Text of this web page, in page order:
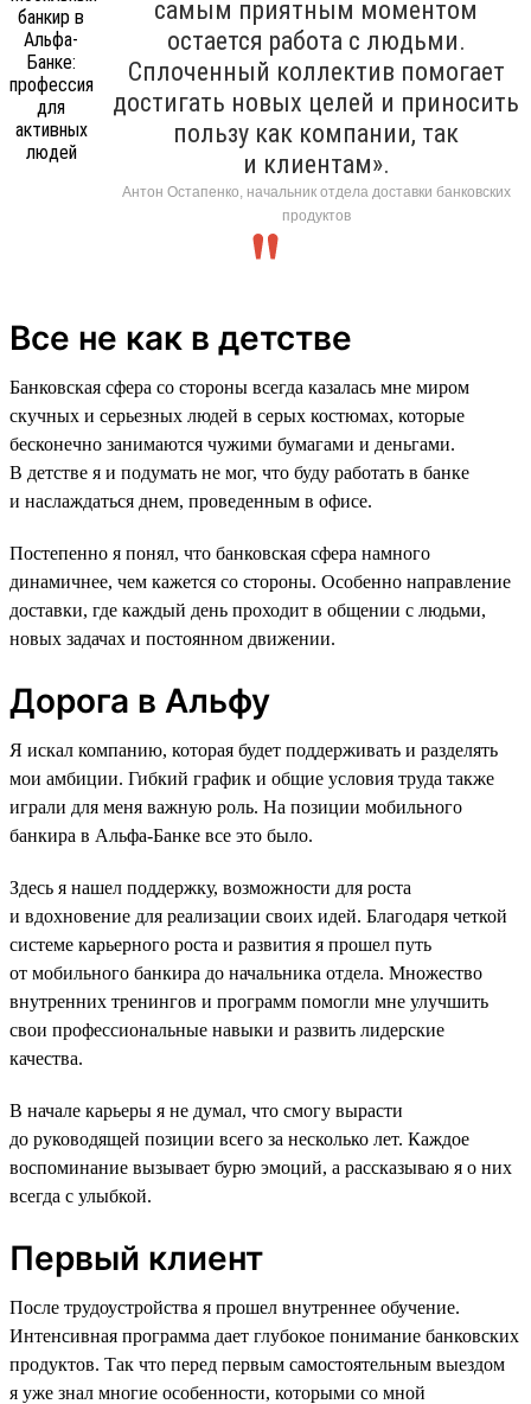
самым приятным моментом
остается работа с людьми.
Сплоченный коллектив помогает
достигать новых целей и приносить
пользу как компании, так
и клиентам».
Антон Остапенко, начальник отдела доставки банковских
продуктов
Все не как в детстве
Банковская сфера со стороны всегда казалась мне миром
скучных и серьезных людей в серых костюмах, которые
бесконечно занимаются чужими бумагами и деньгами.
В детстве я и подумать не мог, что буду работать в банке
и наслаждаться днем, проведенным в офисе.
Постепенно я понял, что банковская сфера намного
динамичнее, чем кажется со стороны. Особенно направление
доставки, где каждый день проходит в общении с людьми,
новых задачах и постоянном движении.
Дорога в Альфу
Я искал компанию, которая будет поддерживать и разделять
мои амбиции. Гибкий график и общие условия труда также
играли для меня важную роль. На позиции мобильного
банкира в Альфа-Банке все это было.
Здесь я нашел поддержку, возможности для роста
и вдохновение для реализации своих идей. Благодаря четкой
системе карьерного роста и развития я прошел путь
от мобильного банкира до начальника отдела. Множество
внутренних тренингов и программ помогли мне улучшить
свои профессиональные навыки и развить лидерские
качества.
В начале карьеры я не думал, что смогу вырасти
до руководящей позиции всего за несколько лет. Каждое
воспоминание вызывает бурю эмоций, а рассказываю я о них
всегда с улыбкой.
Первый клиент
После трудоустройства я прошел внутреннее обучение.
Интенсивная программа дает глубокое понимание банковских
продуктов. Так что перед первым самостоятельным выездом
я уже знал многие особенности, которыми со мной